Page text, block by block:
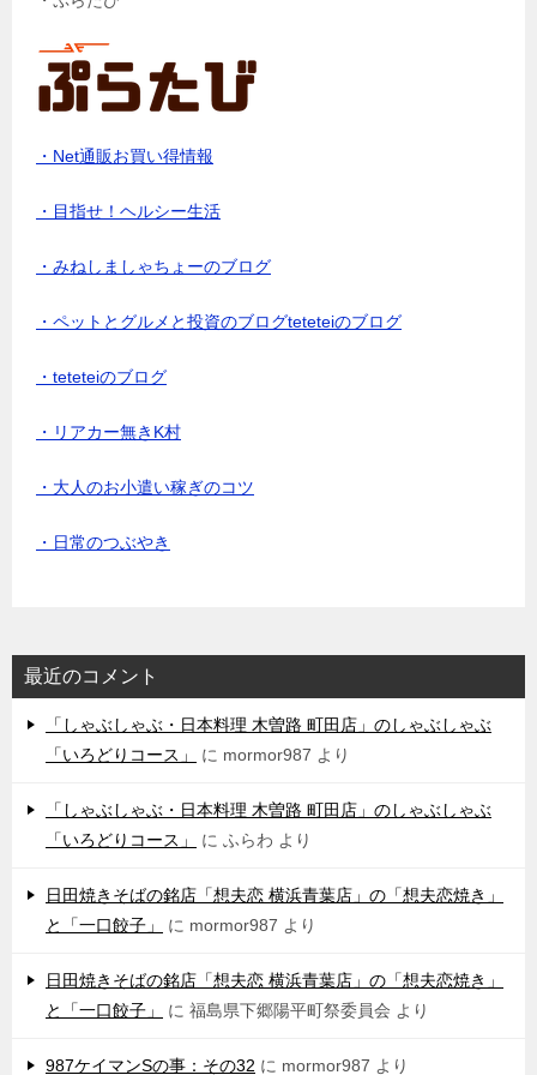
・Net通販お買い得情報
・目指せ！ヘルシー生活
・みねしましゃちょーのブログ
・ペットとグルメと投資のブログteteteiのブログ
・teteteiのブログ
・リアカー無きK村
・大人のお小遣い稼ぎのコツ
・日常のつぶやき
最近のコメント
「しゃぶしゃぶ・日本料理 木曽路 町田店」のしゃぶしゃぶ
「いろどりコース」
に mormor987 より
「しゃぶしゃぶ・日本料理 木曽路 町田店」のしゃぶしゃぶ
「いろどりコース」
に ふらわ より
日田焼きそばの銘店「想夫恋 横浜青葉店」の「想夫恋焼き」
と「一口餃子」
に mormor987 より
日田焼きそばの銘店「想夫恋 横浜青葉店」の「想夫恋焼き」
と「一口餃子」
に 福島県下郷陽平町祭委員会 より
987ケイマンSの事：その32 に mormor987 より